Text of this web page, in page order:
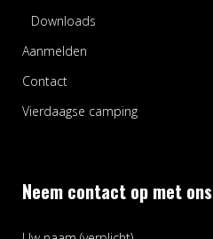
Downloads
Aanmelden
Contact
Vierdaagse camping
Neem contact op met ons